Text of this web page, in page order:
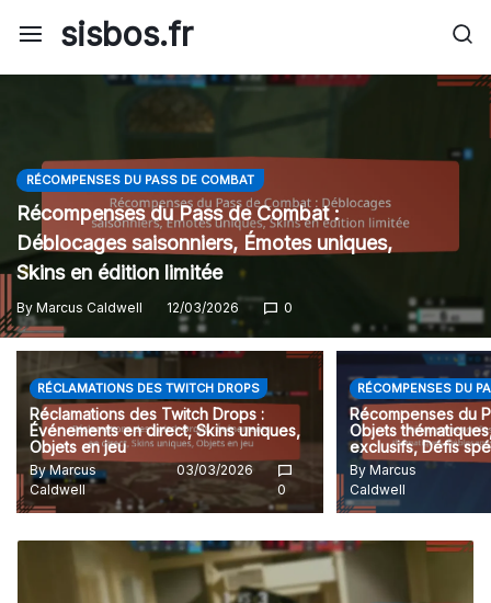
sisbos.fr
RÉCOMPENSES DU PASS DE COMBAT
Récompenses du Pass de Combat :
Déblocages saisonniers, Émotes uniques,
Skins en édition limitée
By Marcus Caldwell 12/03/2026 0
RÉCLAMATIONS DES TWITCH DROPS
Réclamations des Twitch Drops :
Événements en direct, Skins uniques,
Objets en jeu
ByMarcus
Caldwell
03/03/2026
0
RÉCOMPENSES DU
Récompenses du
Objets
exclusifs, Défis
By Marcus
Caldwell